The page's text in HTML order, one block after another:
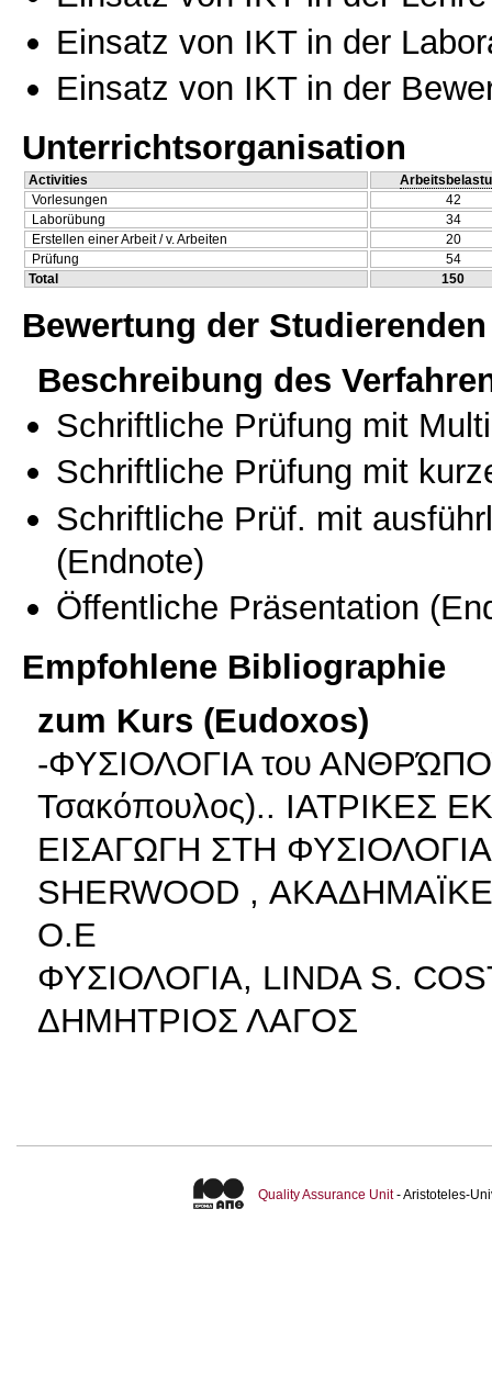
Einsatz von IKT in der
Einsatz von IKT in der
Unterrichtsorganisation
Activities
Vorlesungen
42
Laborübung
34
Erstellen einer Arbeit / v. Arbeiten
20
Prüfung
54
Total
150
Bewertung der Studierenden
Beschreibung des
Schriftliche Prüfung mit
Schriftliche Prüfung mit
Schriftliche Prüf. mit
(Endnote)
Öffentliche Präsentation
Empfohlene Bibliographie
zum Kurs (Eudoxos)
-ΦΥΣΙΟΛΟΓΙΑ του
Τσακόπουλος).. ΙΑΤΡΙΚΕΣ
ΕΙΣΑΓΩΓΗ ΣΤΗ
SHERWOOD ,
Ο.Ε
ΦΥΣΙΟΛΟΓΙΑ, LINDA S.
ΔΗΜΗΤΡΙΟΣ ΛΑΓΟΣ
Quality Assurance Unit- Aristoteles-